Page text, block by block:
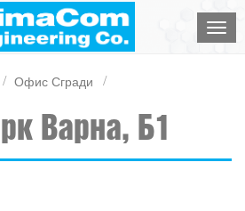
Офис Сгради
Варна, Б1